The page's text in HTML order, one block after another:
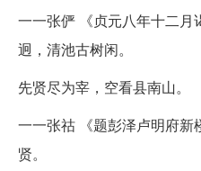
一一张俨 《贞元八年十二
迥，清池古树闲。
先贤尽为宰，空看县南山。
一一张祜 《题彭泽卢明府
贤。